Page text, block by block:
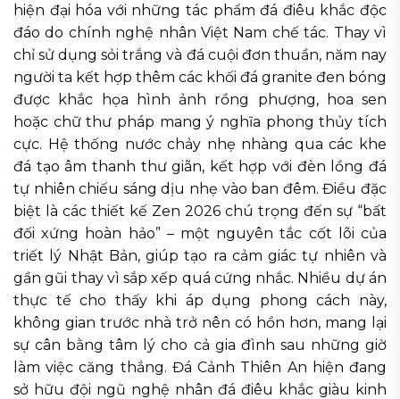
hiện đại hóa với những tác phẩm đá điêu khắc độc
đáo do chính nghệ nhân Việt Nam chế tác. Thay vì
chỉ sử dụng sỏi trắng và đá cuội đơn thuần, năm nay
người ta kết hợp thêm các khối đá granite đen bóng
được khắc họa hình ảnh rồng phượng, hoa sen
hoặc chữ thư pháp mang ý nghĩa phong thủy tích
cực. Hệ thống nước chảy nhẹ nhàng qua các khe
đá tạo âm thanh thư giãn, kết hợp với đèn lồng đá
tự nhiên chiếu sáng dịu nhẹ vào ban đêm. Điều đặc
biệt là các thiết kế Zen 2026 chú trọng đến sự “bất
đối xứng hoàn hảo” – một nguyên tắc cốt lõi của
triết lý Nhật Bản, giúp tạo ra cảm giác tự nhiên và
gần gũi thay vì sắp xếp quá cứng nhắc. Nhiều dự án
thực tế cho thấy khi áp dụng phong cách này,
không gian trước nhà trở nên có hồn hơn, mang lại
sự cân bằng tâm lý cho cả gia đình sau những giờ
làm việc căng thẳng. Đá Cảnh Thiên An hiện đang
sở hữu đội ngũ nghệ nhân đá điêu khắc giàu kinh